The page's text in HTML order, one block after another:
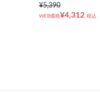
¥5,390
WEB価格¥4,312 税込